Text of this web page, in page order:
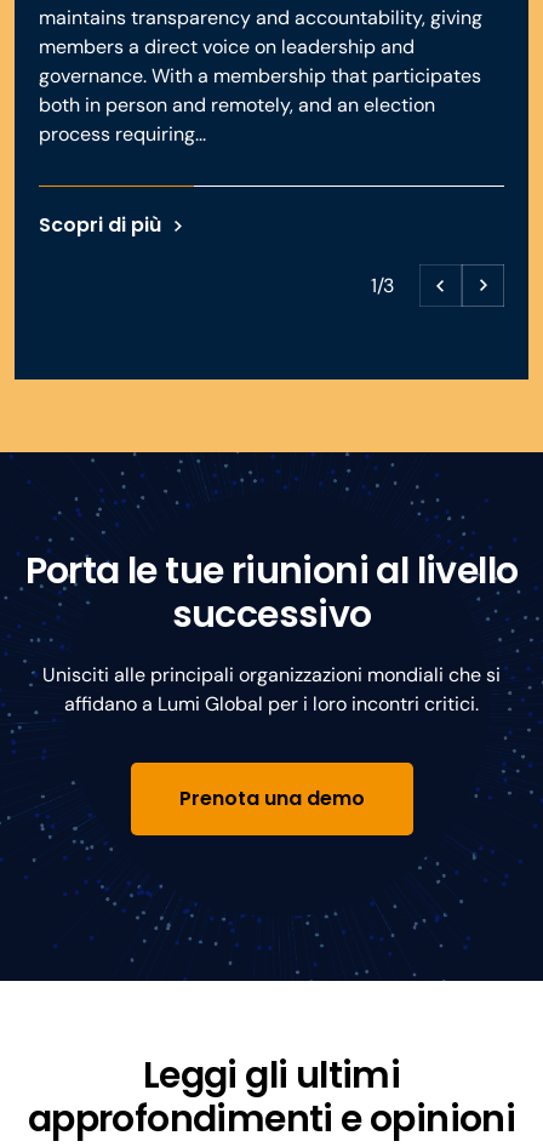
maintains transparency and accountability, giving
members a direct voice on leadership and
governance. With a membership that participates
both in person and remotely, and an election
process requiring...
Scopri di più
1/3
Porta le tue riunioni al livello
successivo
Unisciti alle principali organizzazioni mondiali che si
affidano a Lumi Global per i loro incontri critici.
Prenota una demo
Leggi gli ultimi
approfondimenti e opinioni